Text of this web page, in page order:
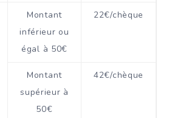
Montant
inférieur ou
égal à 50€
22€/chèque
Montant
supérieur à
50€
42€/chèque